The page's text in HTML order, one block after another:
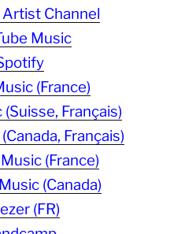
Artist Channel
Music
(France)
Français)
Français)
(France)
(Canada)
(FR)